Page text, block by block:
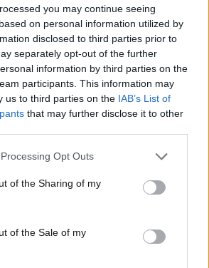
you may continue seeing
on personal information utilized by
disclosed to third parties prior to
separately opt-out of the further
information by third parties on the
participants. This information may
us to third parties on the IAB’s List of
that may further disclose it to other
website/app uses one or more Google
or usage behaviour. You may click to
to Google and its third-party tags to
specified purposes in below Google
Opt Outs
of the Sharing of my
of the Sale of my
τοῦ Ἀλεξανδρινοῦ Θρόνου,
διαμαρτύρεται πρὸς τὸν
καὶ τὴν περὶ αὐτὸν Σύνοδον.
δι’ ἡμᾶς «ἑπομένους τοῖς Ἁγίοις
ὅρια τῆς κάθε ἀδελφῆς τοπικῆς
γεωγραφικὰ καὶ
Οἰκουμενικῶν Συνόδων καὶ
δὲ ὅτι ἐν τῇ πράξει
πολλῷ δὲ μάλλον εἰς τὰ
Τοῦτο δὲ, ὄχι μόνον διότι
ἀλλὰ καὶ διότι ἀγωνιζόμενοι ἐπὶ
μετὰ διαφόρων ὁμολογιῶν